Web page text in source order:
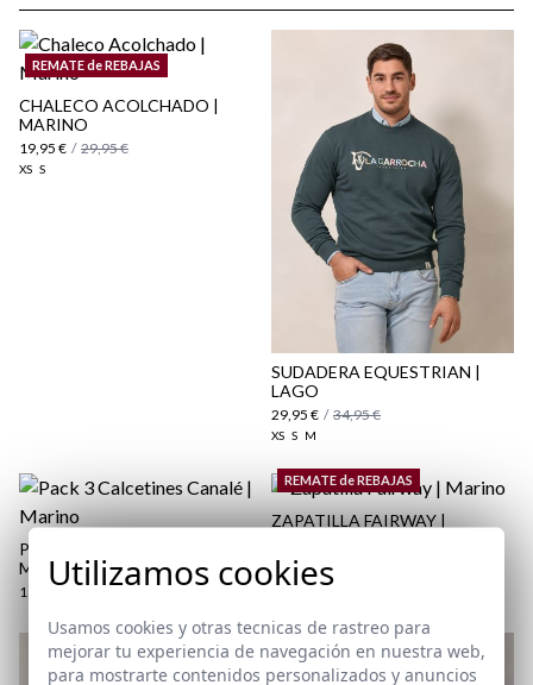
aquí
REMATE de REBAJAS
CHALECO ACOLCHADO |
MARINO
19,95 € / 29,95 €
XS S
SUDADERA EQUESTRIAN |
LAGO
29,95 € / 34,95 €
XS S M
PACK 3 CALCETINES CANALÉ |
MARINO
16,95 €
REMATE de REBAJAS
ZAPATILLA FAIRWAY |
22,95 € /
38 39 40
Utilizamos cookies
Usamos cookies y otras tecnicas de rastreo para
mejorar tu experiencia de navegación en nuestra web,
para mostrarte contenidos personalizados y anuncios